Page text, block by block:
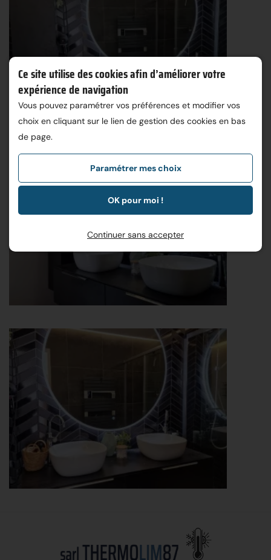
Ce site utilise des cookies afin d’améliorer votre
expérience de navigation
Vous pouvez paramétrer vos préférences et modifier vos
choix en cliquant sur le lien de gestion des cookies en bas
de page.
Paramétrer mes choix
OK pour moi !
Continuer sans accepter